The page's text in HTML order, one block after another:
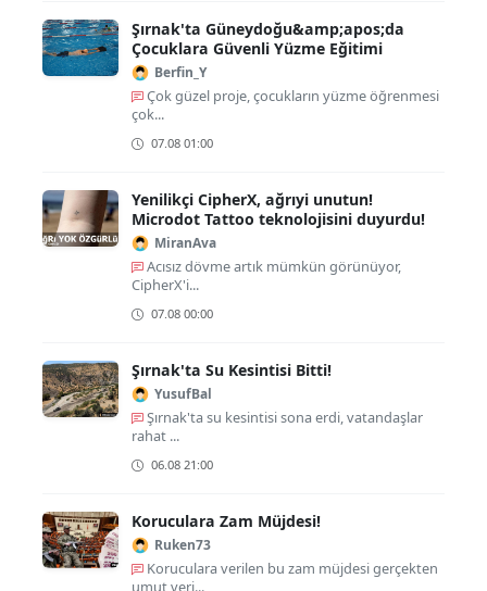
Şırnak'ta Güneydoğu&amp;apos;da
Çocuklara Güvenli Yüzme Eğitimi
Berfin_Y
Çok güzel proje, çocukların yüzme öğrenmesi
çok...
07.08 01:00
Yenilikçi CipherX, ağrıyi unutun!
Microdot Tattoo teknolojisini duyurdu!
MiranAva
Acısız dövme artık mümkün görünüyor,
CipherX'i...
07.08 00:00
Şırnak'ta Su Kesintisi Bitti!
YusufBal
Şırnak'ta su kesintisi sona erdi, vatandaşlar
rahat ...
06.08 21:00
Koruculara Zam Müjdesi!
Ruken73
Koruculara verilen bu zam müjdesi gerçekten
umut veri...